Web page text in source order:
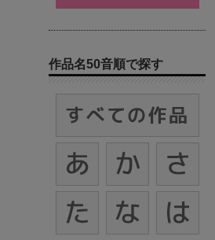
作品名50音順で探す